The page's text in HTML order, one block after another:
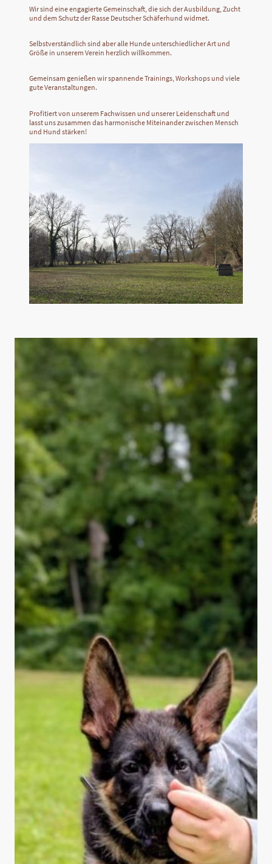
Wir sind eine engagierte Gemeinschaft, die sich der Ausbildung, Zucht
und dem Schutz der Rasse Deutscher Schäferhund widmet.
Selbstverständlich sind aber alle Hunde unterschiedlicher Art und
Größe in unserem Verein herzlich willkommen.
Gemeinsam genießen wir spannende Trainings, Workshops und viele
gute Veranstaltungen.
Profitiert von unserem Fachwissen und unserer Leidenschaft und
lasst uns zusammen das harmonische Miteinander zwischen Mensch
und Hund stärken!